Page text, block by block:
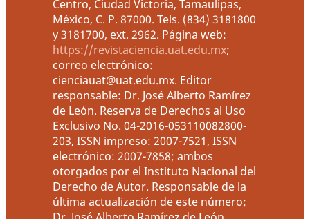
Centro, Ciudad Victoria, Tamaulipas,
México, C. P. 87000. Tels. (834) 3181800
y 3181700, ext. 2962. Página web:
https://revistaciencia.uat.edu.mx;
correo electrónico:
cienciauat@uat.edu.mx. Editor
responsable: Dr. José Alberto Ramírez
de León. Reserva de Derechos al Uso
Exclusivo No. 04-2016-053110082800-
203, ISSN impreso: 2007-7521, ISSN
electrónico: 2007-7858; ambos
otorgados por el Instituto Nacional del
Derecho de Autor. Responsable de la
última actualización de este número: